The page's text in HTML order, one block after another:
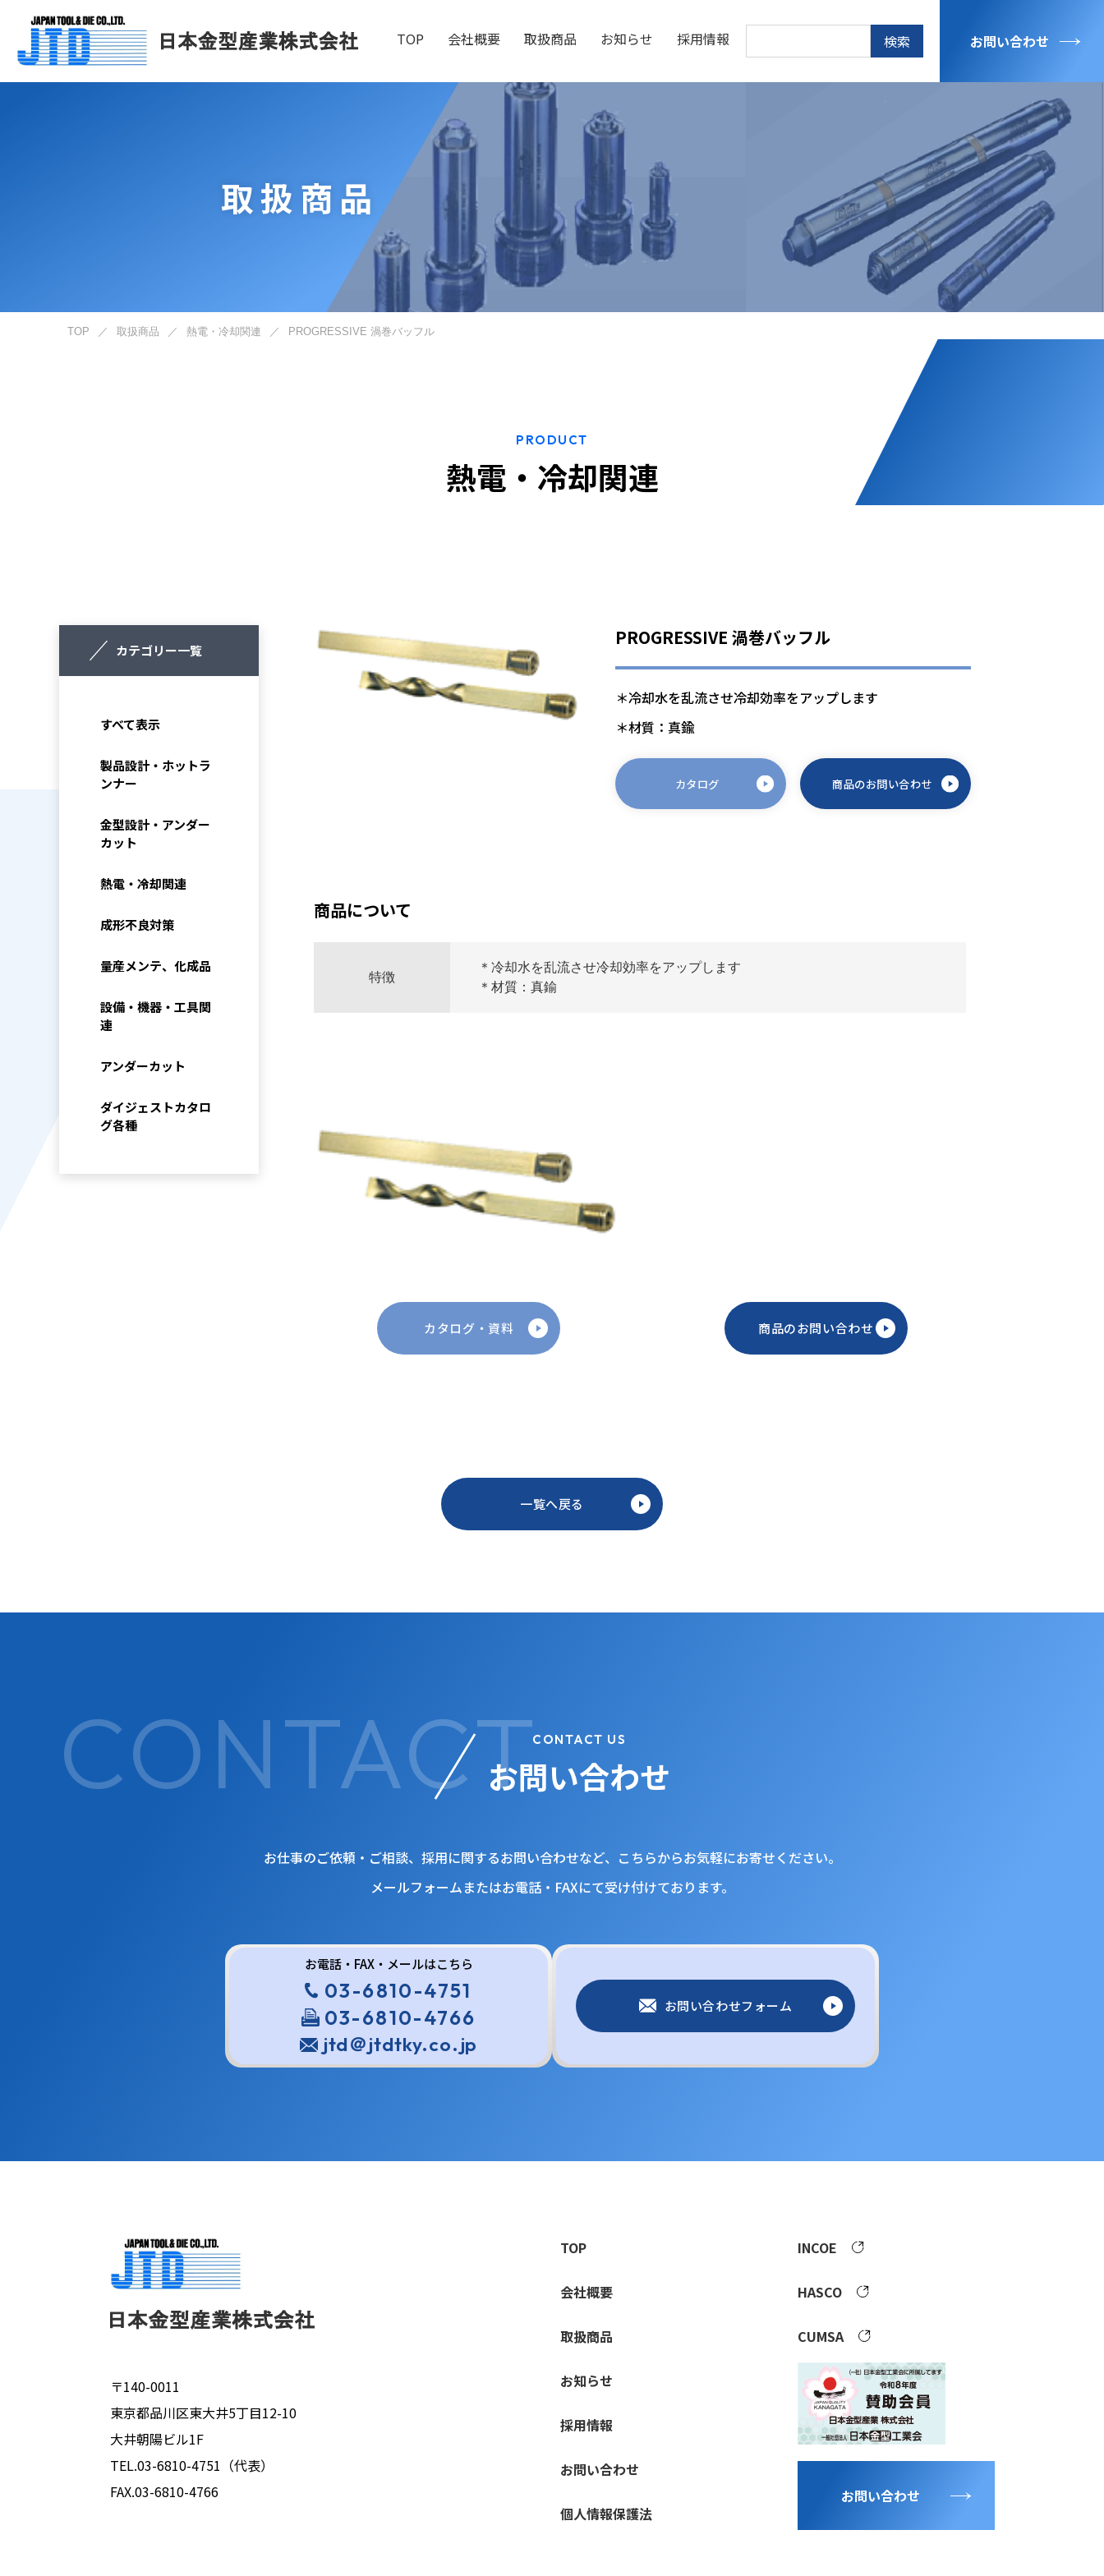
TOP 会社概要 取扱商品 お知らせ 採用情報
索:
お問い合わせ
取扱商品
TOP ／ 取扱商品 ／ 熱電・冷却関連 ／ PROGRESSIVE 渦巻バッフル
PRODUCT
熱電・冷却関連
PROGRESSIVE 渦巻バッフル
＊冷却水を乱流させ冷却効率をアップします
＊材質：真鍮
カタログ 商品のお問い合わせ
商品について
特徴
＊冷却水を乱流させ冷却効率をアップします
＊材質：真鍮
カタログ・資料 商品のお問い合わせ
カテゴリー一覧
すべて表示
製品設計・ホットラ
ンナー
金型設計・アンダー
カット
熱電・冷却関連
成形不良対策
量産メンテ、化成品
設備・機器・工具関
連
アンダーカット
ダイジェストカタロ
グ各種
一覧へ戻る
CONTACT US
お問い合わせ
お仕事のご依頼・ご相談、採用に関するお問い合わせなど、こちらからお気軽にお寄せください。
メールフォームまたはお電話・FAXにて受け付けております。
お電話・FAX・メールはこちら
03-6810-4751
03-6810-4766
jtd＠jtdtky.co.jp
お問い合わせフォーム
TOP
会社概要
取扱商品
お知らせ
採用情報
お問い合わせ
個人情報保護法
INCOE
HASCO
CUMSA
お問い合わせ
〒140-0011
東京都品川区東大井5丁目12-10
大井朝陽ビル1F
TEL.03-6810-4751（代表）
FAX.03-6810-4766